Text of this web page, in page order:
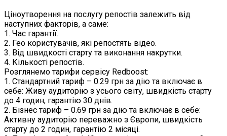
Ціноутворення на послугу репостів залежить від
наступних факторів, а саме:
1. Час гарантії.
2. Гео користувачів, які репостять відео.
3. Від швидкості старту та виконання накрутки.
4. Кількості репостів.
Розглянемо тарифи сервісу Redboost:
1. Стандартний тариф – 0.29 грн за дію та включає в
себе: Живу аудиторію з усього світу, швидкість старту
до 4 годин, гарантію 30 днів.
2. Бізнес тариф – 0.69 грн за дію та включає в себе:
Активну аудиторію переважно з Європи, швидкість
старту до 2 годин, гарантію 2 місяці.